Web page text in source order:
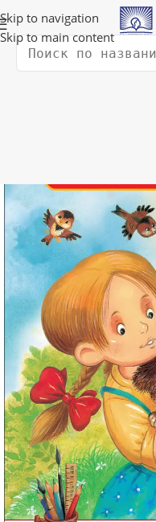
Skip to navigation
Skip to main content
Доставка